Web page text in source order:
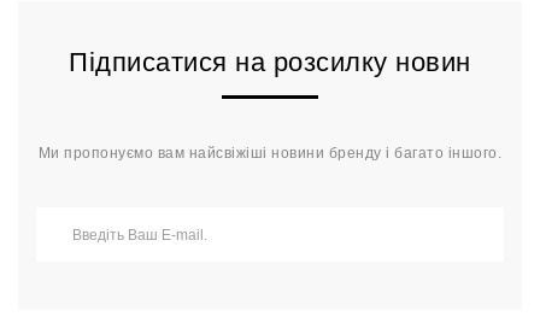
Підписатися на розсилку новин
Ми пропонуємо вам найсвіжіші новини бренду і багато іншого.